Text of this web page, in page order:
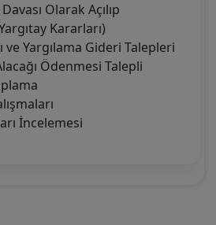
Olarak Açılıp
Kararları)
ve Yargılama Gideri Talepleri
Ödenmesi Talepli
İncelemesi